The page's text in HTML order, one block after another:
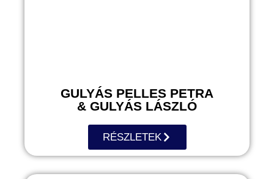
GULYÁS PELLES PETRA
& GULYÁS LÁSZLÓ
RÉSZLETEK